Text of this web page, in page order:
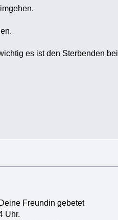
es ist den Sterbenden
Freundin gebetet
Uhr.